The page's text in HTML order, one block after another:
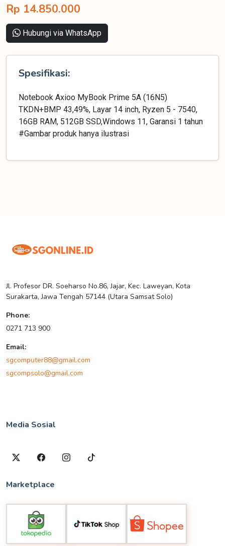
Rp 14.850.000
Hubungi via WhatsApp
Spesifikasi:
Notebook Axioo MyBook Prime 5A (16N5)
TKDN+BMP 43,49%, Layar 14 inch, Ryzen 5 - 7540,
16GB RAM, 512GB SSD,Windows 11, Garansi 1 tahun
#Gambar produk hanya ilustrasi
Jl. Profesor DR. Soeharso No.86, Jajar, Kec. Laweyan, Kota
Surakarta, Jawa Tengah 57144 (Utara Samsat Solo)
Phone:
0271 713 900
Email:
sgcomputer88@gmail.com
sgcompsolo@gmail.com
Media Sosial
Marketplace